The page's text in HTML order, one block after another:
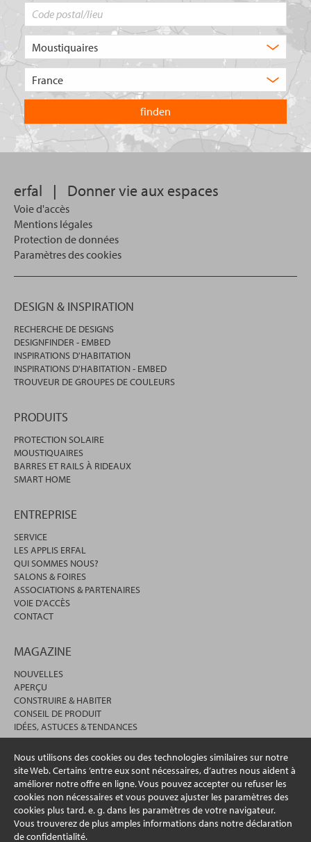
Nous utilisons des cookies ou des technologies similaires sur notre
site Web. Certains ’entre eux sont nécessaires, d’autres nous aident à
améliorer notre offre en ligne. Vous pouvez accepter ou refuser les
cookies non nécessaires et vous pouvez ajuster les paramètres des
cookies plus tard. e. g. dans les paramètres de votre navigateur.
Vous trouverez de plus amples informations dans notre déclaration
de confidentialité.
de
recherchez-
vous
?
pays
dans
lequel
vous
souhaitez
recherche.
erfal | Donner vie aux espaces
Voie d'accès
Mentions légales
Protection de données
Paramètres des cookies
DESIGN & INSPIRATION
RECHERCHE DE DESIGNS
DESIGNFINDER - EMBED
INSPIRATIONS D'HABITATION
INSPIRATIONS D'HABITATION - EMBED
TROUVEUR DE GROUPES DE COULEURS
PRODUITS
PROTECTION SOLAIRE
MOUSTIQUAIRES
BARRES ET RAILS À RIDEAUX
SMART HOME
ENTREPRISE
SERVICE
LES APPLIS ERFAL
QUI SOMMES NOUS?
SALONS & FOIRES
ASSOCIATIONS & PARTENAIRES
VOIE D'ACCÈS
CONTACT
MAGAZINE
NOUVELLES
APERÇU
CONSTRUIRE & HABITER
CONSEIL DE PRODUIT
IDÉES, ASTUCES & TENDANCES